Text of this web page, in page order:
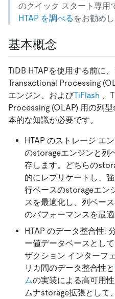
のクイック スタート専用
HTAP を調べる をお勧めし
基本概念
TiDB HTAPを使用する前に、
Transactional Processing
エンジン、およびTiFlash 、
Processing (OLAP) 用の列
本的な知識が必要です。
HTAP のストレージ エ
のstorageエンジンと列
存します。どちらの
的にレプリケートし、
行ベースのstorageエン
スを最適化し、列ベー
のパフォーマンスを最適
HTAP のデータ整合性:
ー値データベースとし
ザクション インターフ
リカ間のデータ整合性と
ムの実装による高可用
ムナstorage拡張として